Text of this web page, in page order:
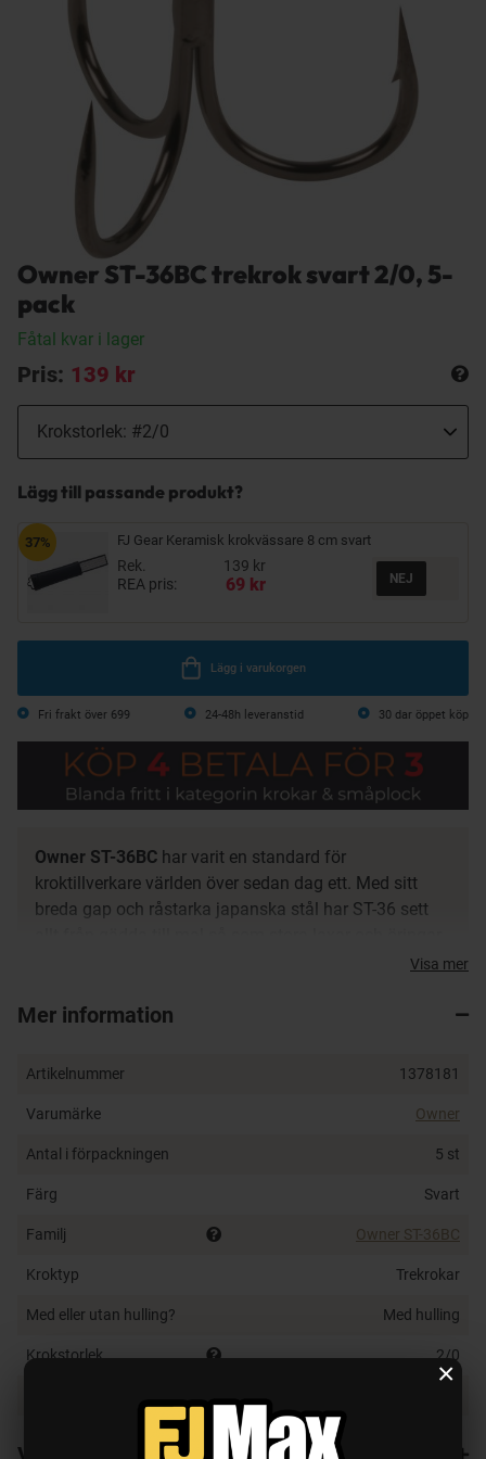
×
Owner ST-36BC trekrok svart 2/0, 5-
pack
Fåtal kvar i lager
Pris: 139 kr
Lägg till passande produkt?
37% FJ Gear Keramisk krokvässare 8 cm svart
Rek.
139 kr
REA pris:
69 kr
Lägg i varukorgen
Fri frakt över 699 24-48h leveranstid 30 dar öppet köp
Owner ST-36BC har varit en standard för
kroktillverkare världen över sedan dag ett. Med sitt
breda gap och råstarka japanska stål har ST-36 sett
Denna trekrok är tillverkad i högsta kvalitetsstål med
kommer aldrig att svika. Super Needle Point och Black
Standardkork på många Jerk- och Crankbaits
Super Needle Point - laserslipad keramisk krokspets
Ovalt öga
Svart krom finish för bra korrosionsmotstånd
Visa mer
Mer information
Artikelnummer 1378181
Varumärke Owner
Antal i förpackningen 5 st
Färg Svart
Familj Owner ST-36BC
Kroktyp Trekrokar
Med eller utan hulling? Med hulling
Krokstorlek 2/0